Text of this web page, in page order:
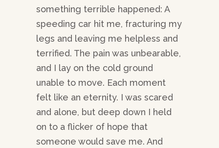
something terrible happened: A
speeding car hit me, fracturing my
legs and leaving me helpless and
terrified. The pain was unbearable,
and I lay on the cold ground
unable to move. Each moment
felt like an eternity. I was scared
and alone, but deep down I held
on to a flicker of hope that
someone would save me. And